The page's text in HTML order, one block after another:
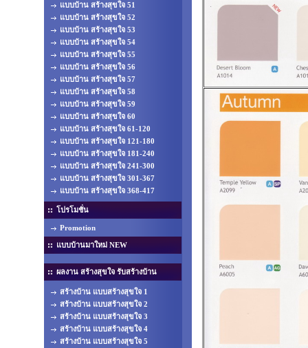
แบบบ้าน สร้างสุขใจ 51
แบบบ้าน สร้างสุขใจ 52
แบบบ้าน สร้างสุขใจ 53
แบบบ้าน สร้างสุขใจ 54
แบบบ้าน สร้างสุขใจ 55
แบบบ้าน สร้างสุขใจ 56
แบบบ้าน สร้างสุขใจ 57
แบบบ้าน สร้างสุขใจ 58
แบบบ้าน สร้างสุขใจ 59
แบบบ้าน สร้างสุขใจ 60
แบบบ้าน สร้างสุขใจ 61-120
แบบบ้าน สร้างสุขใจ 121-180
แบบบ้าน สร้างสุขใจ 181-240
แบบบ้าน สร้างสุขใจ 241-300
แบบบ้าน สร้างสุขใจ 301-367
แบบบ้าน สร้างสุขใจ 368-417
โปรโมชั่น
Promotion
แบบบ้านมาใหม่ NEW
ผลงาน สร้างสุขใจ รับสร้างบ้าน
สร้างบ้าน แบบสร้างสุขใจ 1
สร้างบ้าน แบบสร้างสุขใจ 2
สร้างบ้าน แบบสร้างสุขใจ 3
สร้างบ้าน แบบสร้างสุขใจ 4
สร้างบ้าน แบบสร้างสุขใจ 5